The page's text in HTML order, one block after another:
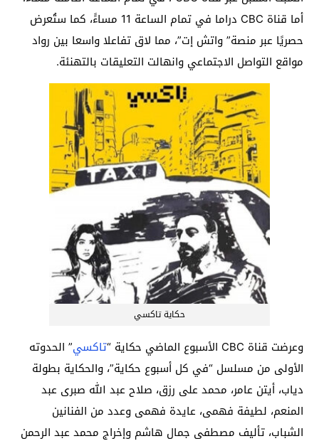
أما قناة CBC دراما في تمام الساعة 11 مساءًَ، كما ستُعرض
حصريًا عبر منصة” واتش إت”، مما لاق تفاعلا واسعا بين رواد
مواقع التواصل الاجتماعي وانهالت التعليقات بالتهنئة.
حكاية تاكسي
وعرضت قناة CBC الأسبوع الماضي حكاية “ تاكسي” الحدوته
الأولى من مسلسل “في كل أسبوع حكاية”، والحكاية بطولة
دياب، أيتن عامر، محمد على رزق، صلاح عبد الله صبرى عبد
المنعم، لطيفة فهمى، عايدة فهمى وعدد من الفنانين
الشباب، تأليف مصطفى جمال هاشم وإخراج محمد عبد الرحمن